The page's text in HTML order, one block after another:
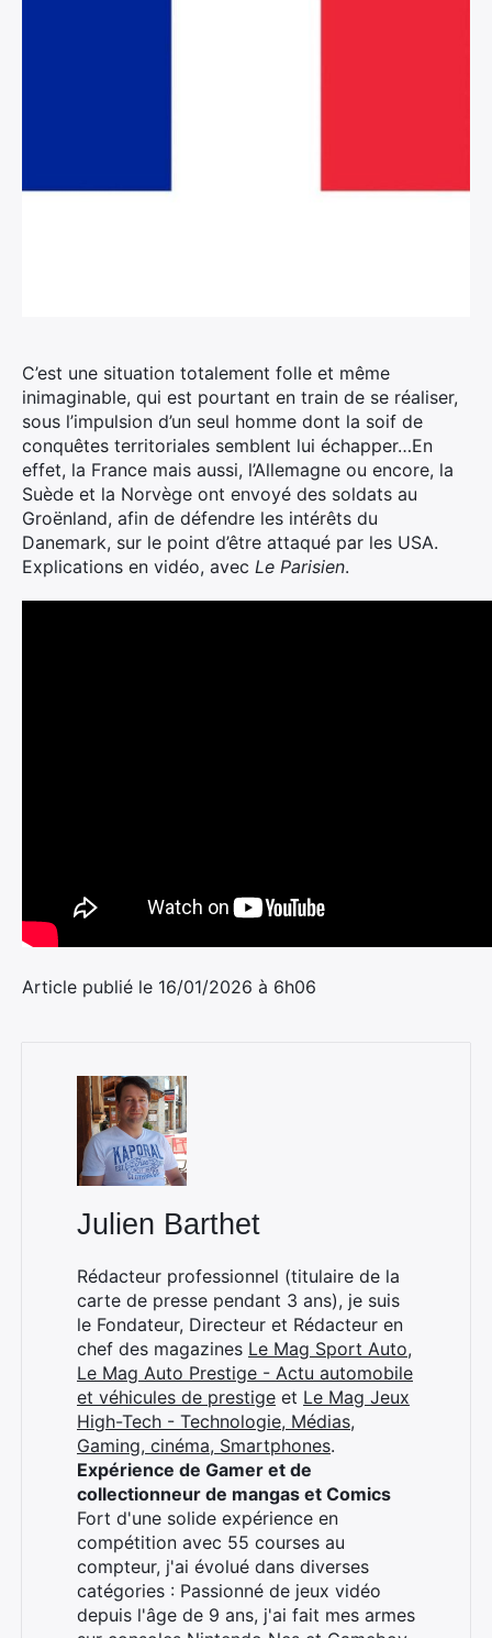
C’est une situation totalement folle et même
inimaginable, qui est pourtant en train de se réaliser,
sous l’impulsion d’un seul homme dont la soif de
conquêtes territoriales semblent lui échapper…En
effet, la France mais aussi, l’Allemagne ou encore, la
Suède et la Norvège ont envoyé des soldats au
Groënland, afin de défendre les intérêts du
Danemark, sur le point d’être attaqué par les USA.
Explications en vidéo, avec Le Parisien.
Article publié le 16/01/2026 à 6h06
Julien Barthet
Rédacteur professionnel (titulaire de la
carte de presse pendant 3 ans), je suis
le Fondateur, Directeur et Rédacteur en
chef des magazines Le Mag Sport Auto,
Le Mag Auto Prestige - Actu automobile
et véhicules de prestige et Le Mag Jeux
High-Tech - Technologie, Médias,
Gaming, cinéma, Smartphones.
Expérience de Gamer et de
collectionneur de mangas et Comics
Fort d'une solide expérience en
compétition avec 55 courses au
compteur, j'ai évolué dans diverses
catégories : Passionné de jeux vidéo
depuis l'âge de 9 ans, j'ai fait mes armes